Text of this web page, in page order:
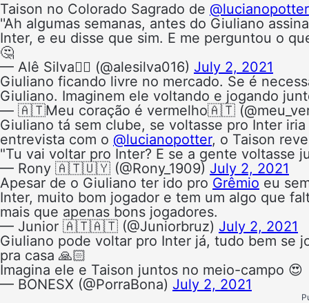
Taison no Colorado Sagrado de @lucianopotter
''Ah algumas semanas, antes do Giuliano
Inter, e eu disse que sim. E me perguntou o
🤔
— Alê Silva✊🏾 (@alesilva016) July 2, 2021
Giuliano ficando livre no mercado. Se é
Giuliano. Imaginem ele voltando e jogando
— 🇦🇹Meu coração é vermelho🇦🇹
Giuliano tá sem clube, se voltasse pro Inter
entrevista com o @lucianopotter, o Taison
"Tu vai voltar pro Inter? E se a gente voltasse
— Rony 🇦🇹🇺🇾 (@Rony_1909) July 2, 2021
Apesar de o Giuliano ter ido pro Grêmio eu
Inter, muito bom jogador e tem um algo que
mais que apenas bons jogadores.
— Junior 🇦🇹🇦🇹 (@Juniorbruz) July 2, 2021
Giuliano pode voltar pro Inter já, tudo bem se
pra casa 🙏🏻
Imagina ele e Taison juntos no meio-campo 😍
— BONESX (@PorraBona) July 2, 2021